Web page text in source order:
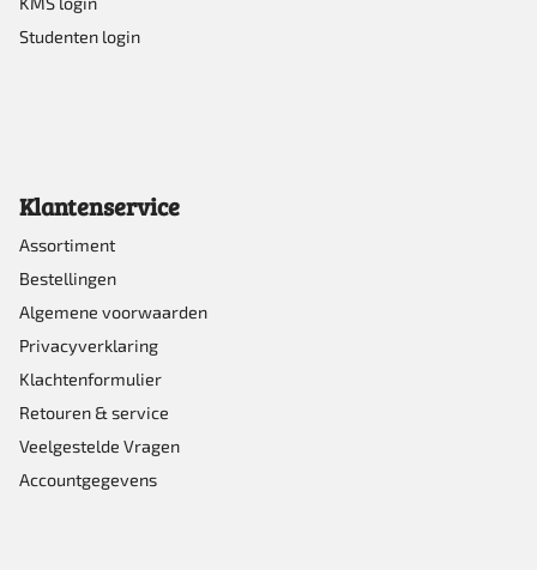
Studenten login
Klantenservice
Assortiment
Bestellingen
Algemene voorwaarden
Privacyverklaring
Klachtenformulier
Retouren & service
Veelgestelde Vragen
Accountgegevens